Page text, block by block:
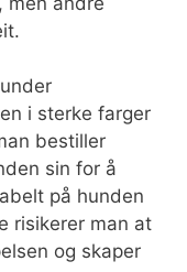
under
i sterke farger
bestiller
sin for å
på hunden
risikerer man at
og skaper